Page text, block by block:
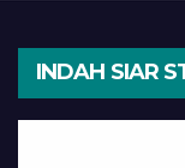
INDAH SIAR